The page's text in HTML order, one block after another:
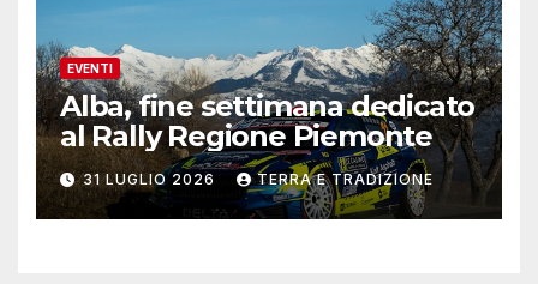
EVENTI
Alba, fine settimana dedicato
al Rally Regione Piemonte
31 LUGLIO 2026 TERRA E TRADIZIONE